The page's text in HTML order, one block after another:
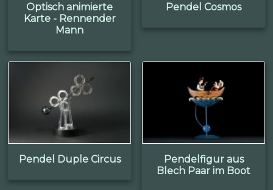
Optisch animierte
Karte - Rennender
Mann
Pendel Cosmos
Pendel Duple Circus
Pendelfigur aus
Blech Paar im Boot